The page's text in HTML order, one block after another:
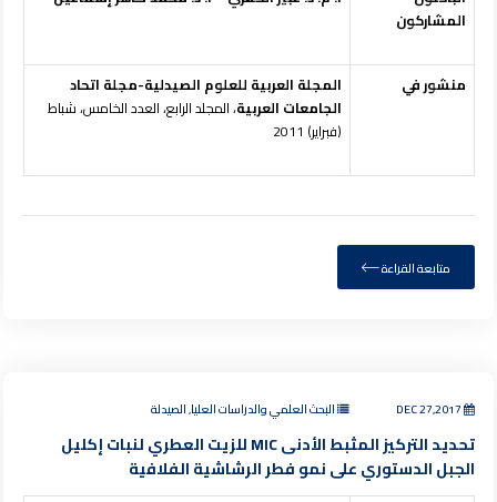
المشاركون
منشور في
المجلة العربية للعلوم الصيدلية-مجلة اتحاد
الجامعات العربية، المجلد الرابع، العدد الخامس، شباط
(فبراير) 2011
متابعة القراءة
البحث العلمي والدراسات العليا, الصيدلة
تحديد التركيز المثبط الأدنى MIC للزيت العطري لنبات إكليل
الجبل الدستوري على نمو فطر الرشاشية الفلافية